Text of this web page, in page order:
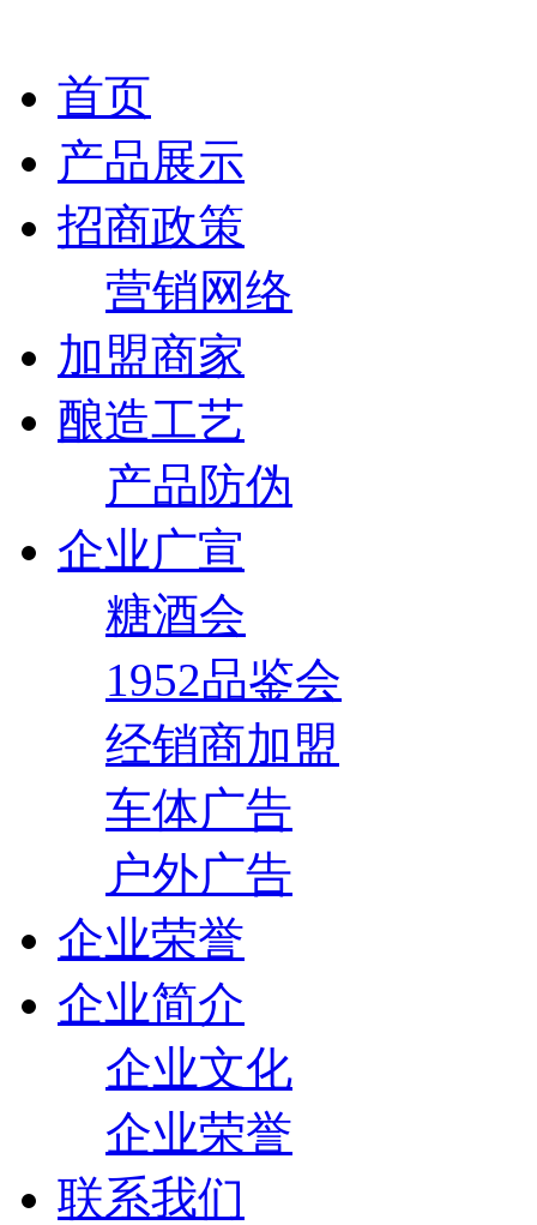
首页
产品展示
招商政策
营销网络
加盟商家
酿造工艺
产品防伪
企业广宣
糖酒会
1952品鉴会
经销商加盟
车体广告
户外广告
企业荣誉
企业简介
企业文化
企业荣誉
联系我们